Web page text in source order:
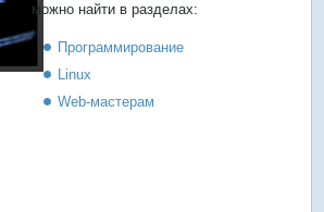
можно найти в разделах:
Программирование
Linux
Web-мастерам